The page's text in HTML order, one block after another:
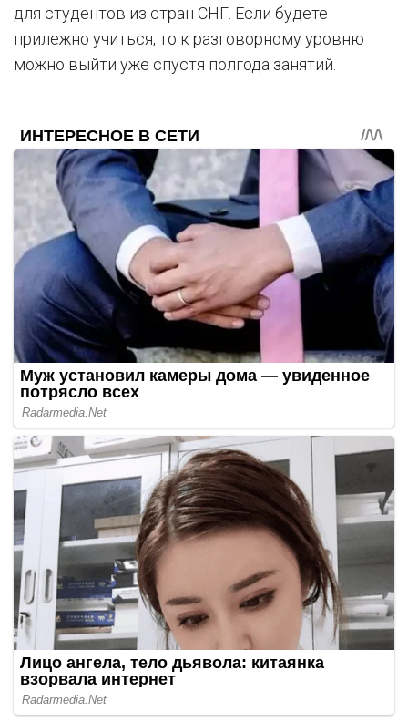
для студентов из стран СНГ. Если будете
прилежно учиться, то к разговорному уровню
можно выйти уже спустя полгода занятий.